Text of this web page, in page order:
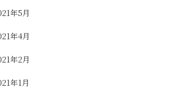
年5月
年4月
年2月
年1月